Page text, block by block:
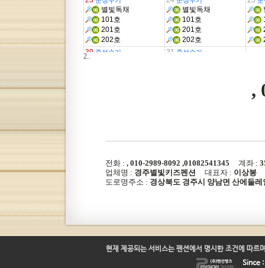
2..
,
전화 : , 010-2989-8092 ,01082541345 계좌 :
업체명 : 경주별빛키즈펜션 대표자 : 이상봉
도로명주소 : 경상북도 경주시 양남면 산에들레
현재 제공되는 서비스는 펜션에서 명시한 조건에 따르
Since